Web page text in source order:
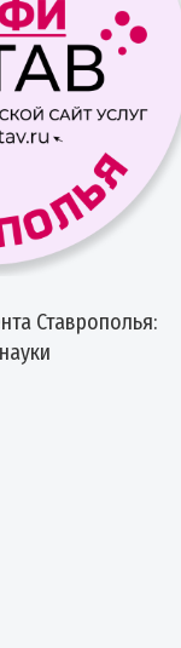
Ставрополья: